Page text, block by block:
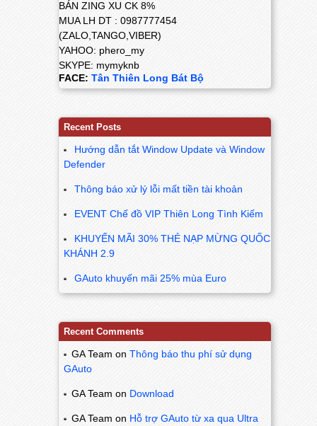
BÁN ZING XU CK 8%
MUA LH DT : 0987777454
(ZALO,TANGO,VIBER)
YAHOO: phero_my
SKYPE: mymyknb
FACE: Tân Thiên Long Bát Bộ
Recent Posts
Hướng dẫn tắt Window Update và Window
Defender
Thông báo xử lý lỗi mất tiền tài khoản
EVENT Chế đồ VIP Thiên Long Tình Kiếm
KHUYẾN MÃI 30% THẺ NẠP MỪNG QUỐC
KHÁNH 2.9
GAuto khuyến mãi 25% mùa Euro
Recent Comments
GA Team on Thông báo thu phí sử dụng
GAuto
GA Team on Download
GA Team on Hỗ trợ GAuto từ xa qua Ultra